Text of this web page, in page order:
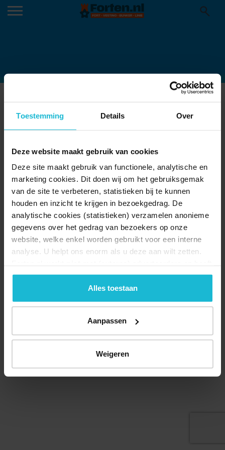
Toestemming Details Over
Deze website maakt gebruik van cookies
Deze site maakt gebruik van functionele, analytische en
marketing cookies. Dit doen wij om het gebruiksgemak
van de site te verbeteren, statistieken bij te kunnen
houden en inzicht te krijgen in bezoekgedrag. De
analytische cookies (statistieken) verzamelen anonieme
gegevens over het gedrag van bezoekers op onze
website, welke enkel worden gebruikt voor een interne
analyse. U helpt ons enorm als u deze aan wilt zetten.
geen commerciële doelstelling. U kunt deze cookies via
de knoppen accepteren, beheren of weigeren.
Alles toestaan
Aanpassen
Weigeren
© 2026 Stichting Forten Nederland
Over ons
Doneer nu Disclaimer
Contact
Forten.nl wordt ondersteund door de